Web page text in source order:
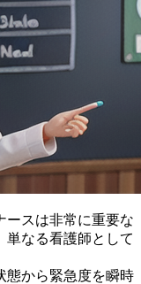
ースは非常に重要な
単なる看護師として
態から緊急度を瞬時